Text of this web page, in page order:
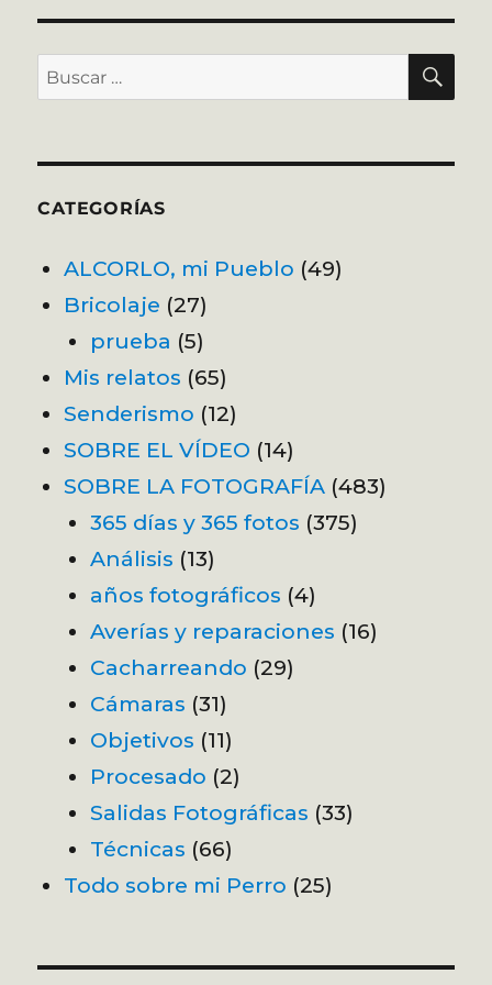
Buscar
por:
CATEGORÍAS
ALCORLO, mi Pueblo (49)
Bricolaje (27)
prueba (5)
Mis relatos (65)
Senderismo (12)
SOBRE EL VÍDEO (14)
SOBRE LA FOTOGRAFÍA (483)
365 días y 365 fotos (375)
Análisis (13)
años fotográficos (4)
Averías y reparaciones (16)
Cacharreando (29)
Cámaras (31)
Objetivos (11)
Procesado (2)
Salidas Fotográficas (33)
Técnicas (66)
Todo sobre mi Perro (25)